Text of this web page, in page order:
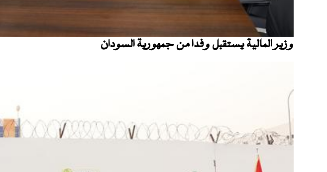
وزير المالية يستقبل وفدا من جمهورية السودان